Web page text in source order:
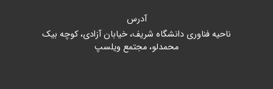
آدرس
ناحیه فناوری دانشگاه شریف، خیابان آزادی، کوچه بیک
محمدلو، مجتمع ویلسپ